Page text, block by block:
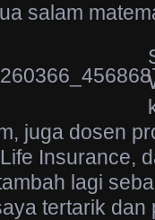
salam
juga dosen
Insurance,
lagi
tertarik